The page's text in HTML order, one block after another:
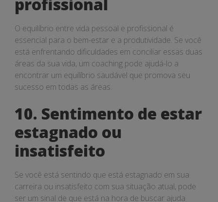
O equilíbrio entre vida pessoal e profissional é
essencial para o bem-estar e a produtividade. Se você
está enfrentando dificuldades em conciliar essas duas
áreas da sua vida, um coaching pode ajudá-lo a
encontrar um equilíbrio saudável que promova seu
sucesso em todas as áreas.
10. Sentimento de estar
estagnado ou
insatisfeito
Se você está sentindo que está estagnado em sua
carreira ou insatisfeito com sua situação atual, pode
ser um sinal de que está na hora de buscar ajuda